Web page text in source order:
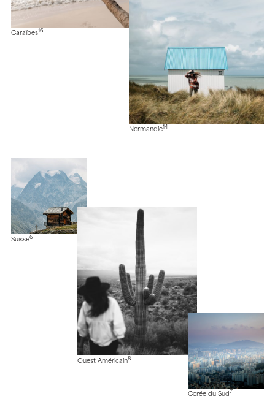
Caraïbes16
Normandie14
Suisse6
Ouest Américain8
Corée du Sud 7